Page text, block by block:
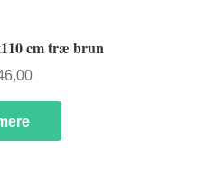
cm træ brun